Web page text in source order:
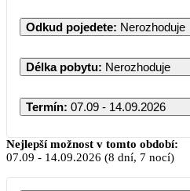
Odkud pojedete: Nerozhoduje
Délka pobytu: Nerozhoduje
Termín: 07.09 - 14.09.2026
Nejlepší možnost v tomto období:
07.09 - 14.09.2026 (8 dní, 7 nocí)